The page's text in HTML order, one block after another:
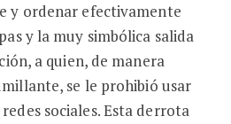
y ordenar efectivamente
y la muy simbólica salida
a quien, de manera
se le prohibió usar
sociales. Esta derrota